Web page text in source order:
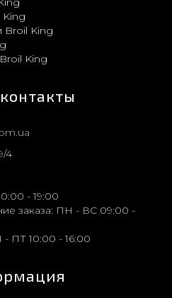
King
Broil King
King
4
- 19:00
заказа: ПН - ВС 09:00 -
ПТ 10:00 - 16:00